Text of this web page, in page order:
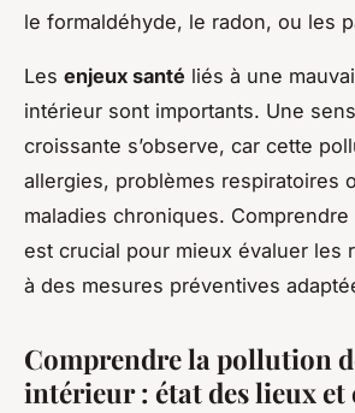
le formaldéhyde, le radon, ou les
Les enjeux santé liés à une
intérieur sont importants. Une
croissante s’observe, car cette
allergies, problèmes respiratoires
maladies chroniques.
est crucial pour mieux évaluer les
à des mesures préventives
Comprendre la pollution
intérieur : état des lieux et